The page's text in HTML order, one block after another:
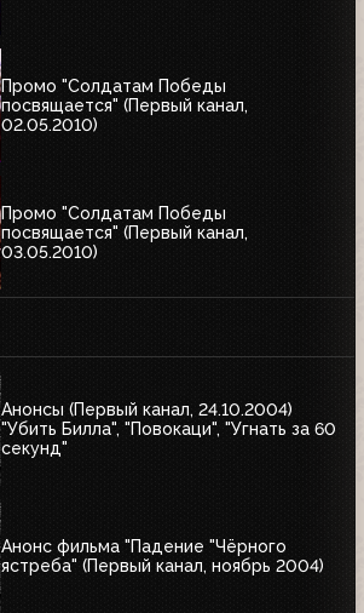
Промо "Солдатам Победы
посвящается" (Первый канал,
02.05.2010)
Промо "Солдатам Победы
посвящается" (Первый канал,
03.05.2010)
Анонсы (Первый канал, 24.10.2004)
"Убить Билла", "Повокаци", "Угнать за 60
секунд"
Анонс фильма "Падение "Чёрного
ястреба" (Первый канал, ноябрь 2004)